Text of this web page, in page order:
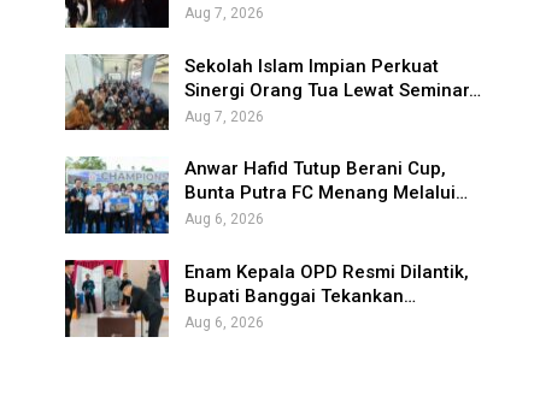
Aug 7, 2026
Sekolah Islam Impian Perkuat
Sinergi Orang Tua Lewat Seminar…
Aug 7, 2026
Anwar Hafid Tutup Berani Cup,
Bunta Putra FC Menang Melalui…
Aug 6, 2026
Enam Kepala OPD Resmi Dilantik,
Bupati Banggai Tekankan…
Aug 6, 2026